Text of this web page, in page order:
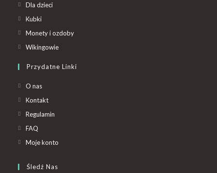
Dla dzieci
Kubki
Monety i ozdoby
Wikingowie
Przydatne Linki
O nas
Kontakt
Regulamin
FAQ
Moje konto
Śledź Nas